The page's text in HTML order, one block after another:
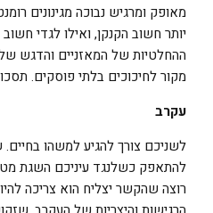
מאופק ומרגיש נבוכה מגינונים
יותר חשוב הקנקן, ואילו לגדי
ההחלטיות של המאזניים והדגש
מקור לחיכוכים בלתי פוסקים.
עקרב
לשניכם צורך להגיע למשהו בחיים.
להתאפק כשלנגד עיניכם השגת
רוצה שהקשר יצליח הוא צריכה